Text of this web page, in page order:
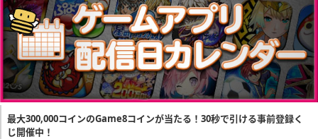
最大300,000コインのGame8コインが当たる！30秒で引ける事前登録く
じ開催中！